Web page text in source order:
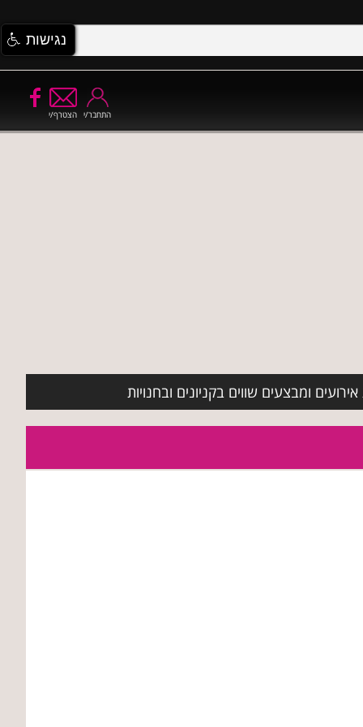
הצטרף/י התחבר/י
ומבצעים שווים בקניונים ובחנויות
נגישות